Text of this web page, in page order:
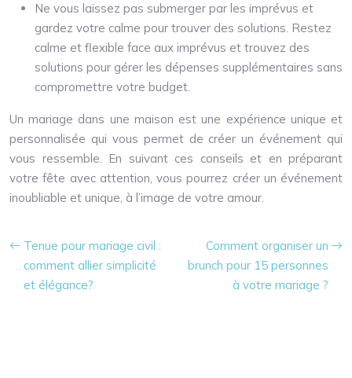
Ne vous laissez pas submerger par les imprévus et
gardez votre calme pour trouver des solutions. Restez
calme et flexible face aux imprévus et trouvez des
solutions pour gérer les dépenses supplémentaires sans
compromettre votre budget.
Un mariage dans une maison est une expérience unique et
personnalisée qui vous permet de créer un événement qui
vous ressemble. En suivant ces conseils et en préparant
votre fête avec attention, vous pourrez créer un événement
inoubliable et unique, à l’image de votre amour.
Tenue pour mariage civil :
comment allier simplicité
et élégance?
Comment organiser un
brunch pour 15 personnes
à votre mariage ?